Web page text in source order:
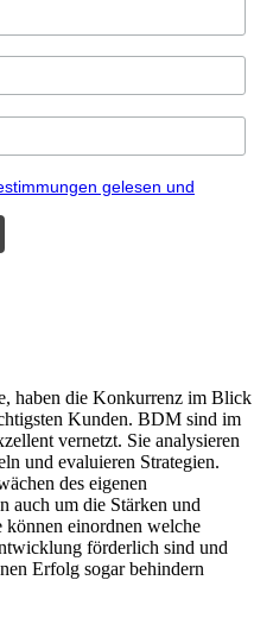
gelesen und
haben die Konkurrenz im Blick
Kunden. BDM sind im
vernetzt. Sie analysieren
und evaluieren Strategien.
des eigenen
auch um die Stärken und
können einordnen welche
förderlich sind und
Erfolg sogar behindern